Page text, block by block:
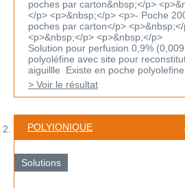
poches par carton&nbsp;</p>
</p> <p>&nbsp;</p> <p>- Poche
poches par carton</p>
<p>&nbsp;</p> <p>&nbsp;</p>
Solution pour perfusion 0,9%
polyoléfine avec site pour
aiguillle Existe en poche
> Voir le résultat
POLYIONIQUE
Solutions